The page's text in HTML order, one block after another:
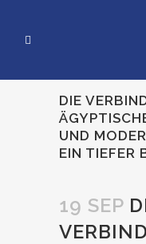
DIE
UND
EIN TIEFER
19 SEP